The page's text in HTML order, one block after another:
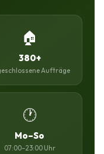
🏠
380+
Aufträge
🕐
Mo–So
07:00–23:00 Uhr